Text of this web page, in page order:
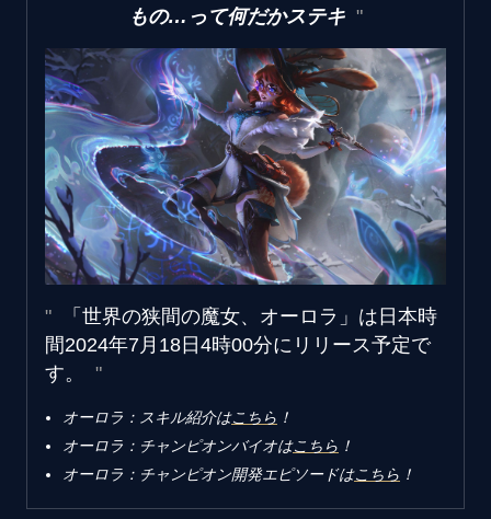
もの…って何だかステキ
「世界の狭間の魔女、オーロラ」は日本時
間2024年7月18日4時00分にリリース予定で
す。
オーロラ：スキル紹介はこちら ‎！‎
オーロラ：チャンピオンバイオはこちら ‎！‎
オーロラ：チャンピオン開発エピソードはこちら ‎！‎